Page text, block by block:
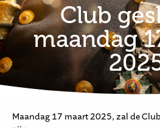
Club
maandag
Maandag 17 maart 2025, zal de